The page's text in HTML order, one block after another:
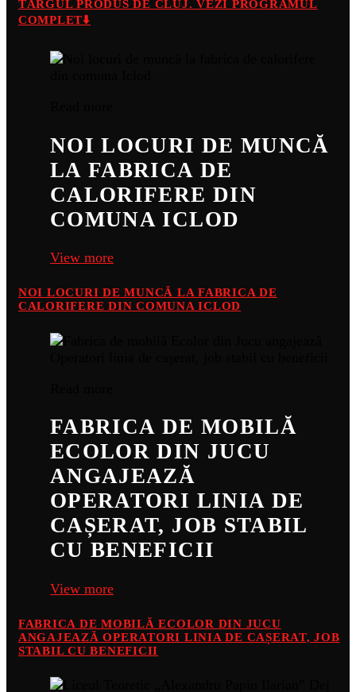
TÂRGUL PRODUS DE CLUJ. VEZI PROGRAMUL
COMPLET⬇️
NOI LOCURI DE MUNCĂ
LA FABRICA DE
CALORIFERE DIN
COMUNA ICLOD
View more
NOI LOCURI DE MUNCĂ LA FABRICA DE
CALORIFERE DIN COMUNA ICLOD
FABRICA DE MOBILĂ
ECOLOR DIN JUCU
ANGAJEAZĂ
OPERATORI LINIA DE
CAȘERAT, JOB STABIL
CU BENEFICII
View more
FABRICA DE MOBILĂ ECOLOR DIN JUCU
ANGAJEAZĂ OPERATORI LINIA DE CAȘERAT, JOB
STABIL CU BENEFICII